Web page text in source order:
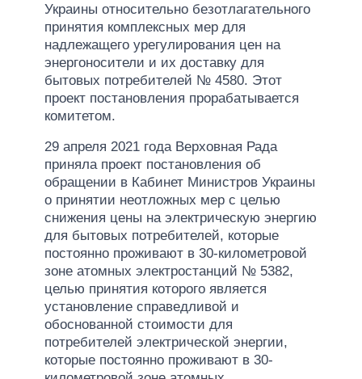
Украины относительно безотлагательного
принятия комплексных мер для
надлежащего урегулирования цен на
энергоносители и их доставку для
бытовых потребителей № 4580. Этот
проект постановления прорабатывается
комитетом.
29 апреля 2021 года Верховная Рада
приняла проект постановления об
обращении в Кабинет Министров Украины
о принятии неотложных мер с целью
снижения цены на электрическую энергию
для бытовых потребителей, которые
постоянно проживают в 30-километровой
зоне атомных электростанций № 5382,
целью принятия которого является
установление справедливой и
обоснованной стоимости для
потребителей электрической энергии,
которые постоянно проживают в 30-